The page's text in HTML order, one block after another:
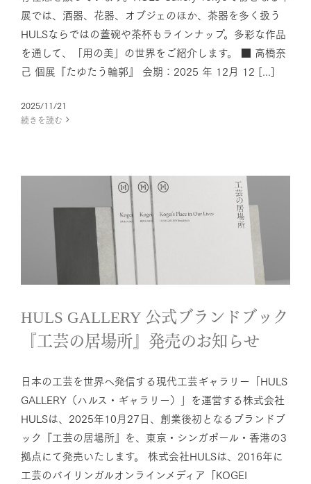
展では、酒器、花器、オブジェのほか、茶器を多く扱う
HULSならではの蓋碗や茶杯もラインナップ。多彩な作品
を通して、「用の美」の世界をご紹介します。 ■ 高橋奈
己 個展『たゆたう輪郭』 会期：2025 年 12月 12 [...]
2025/11/21
続きを読む
HULS GALLERY 公式ブランドブ
ック『工芸の居場所』発売のお
知らせ
News
HULS GALLERY 公式ブランドブック
『工芸の居場所』発売のお知らせ
⽇本の⼯芸を世界へ発信する現代⼯芸ギャラリー「HULS
GALLERY（ハルス・ギャラリー）」を運営する株式会社
HULSは、2025年10月27日、創業後初となるブランドブ
ック『工芸の居場所』を、東京・シンガポール・香港の3
拠点にて発売いたします。 株式会社HULSは、2016年に
工芸のバイリンガルオンラインメディア「KOGEI